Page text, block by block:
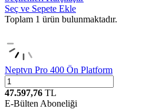
Seç ve Sepete Ekle
Toplam 1 ürün bulunmaktadır.
Neptvn Pro 400 Ön Platform
47.597,76 TL
E-Bülten Aboneliği